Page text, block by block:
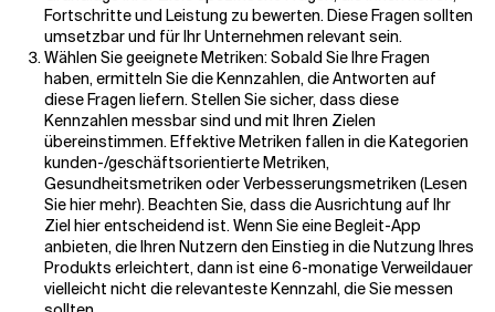
Fortschritte und Leistung zu bewerten. Diese Fragen sollten
umsetzbar und für Ihr Unternehmen relevant sein.
Wählen Sie geeignete Metriken: Sobald Sie Ihre Fragen
haben, ermitteln Sie die Kennzahlen, die Antworten auf
diese Fragen liefern. Stellen Sie sicher, dass diese
Kennzahlen messbar sind und mit Ihren Zielen
übereinstimmen. Effektive Metriken fallen in die Kategorien
kunden-/geschäftsorientierte Metriken,
Gesundheitsmetriken oder Verbesserungsmetriken (Lesen
Sie hier mehr). Beachten Sie, dass die Ausrichtung auf Ihr
Ziel hier entscheidend ist. Wenn Sie eine Begleit-App
anbieten, die Ihren Nutzern den Einstieg in die Nutzung Ihres
Produkts erleichtert, dann ist eine 6-monatige Verweildauer
vielleicht nicht die relevanteste Kennzahl, die Sie messen